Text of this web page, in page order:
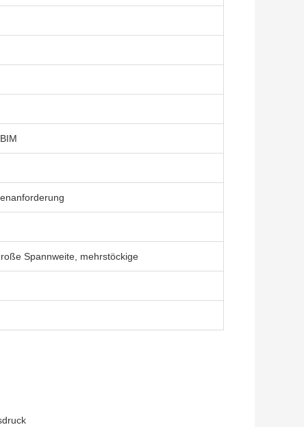
Spannweite, mehrstöckige